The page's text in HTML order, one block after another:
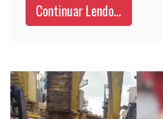
Continuar Lendo...